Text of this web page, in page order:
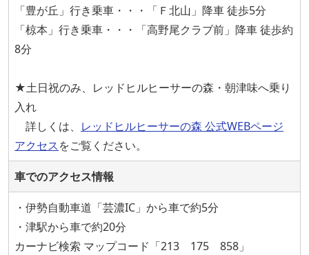
「豊が丘」行き乗車・・・「Ｆ北山」降車 徒歩5分
「椋本」行き乗車・・・「高野尾クラブ前」降車 徒歩約
8分
★土日祝のみ、レッドヒルヒーサーの森・朝津味へ乗り
入れ
詳しくは、 レッドヒルヒーサーの森 公式WEBページ
アクセスをご覧ください。
車でのアクセス情報
・伊勢自動車道「芸濃IC」から車で約5分
・津駅から車で約20分
カーナビ検索 マップコード「213 175 858」